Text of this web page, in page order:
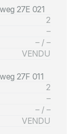
27E 021
2
–
– / –
VENDU
27F 011
2
–
– / –
VENDU